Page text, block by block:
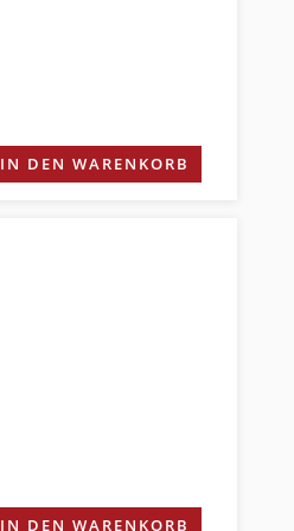
IN DEN WARENKORB
IN DEN WARENKORB